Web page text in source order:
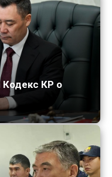
КР о